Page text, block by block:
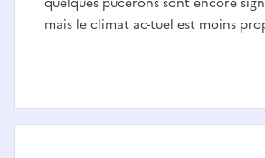
mais le climat ac-tuel est moins